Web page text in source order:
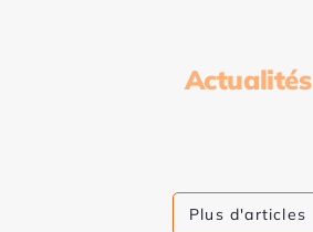
Actualités
Plus d'articles